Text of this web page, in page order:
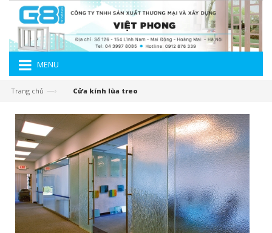
MENU
Trang chủ —› Cửa kính lùa treo